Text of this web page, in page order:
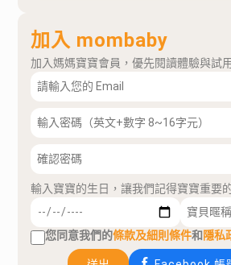
加入 mombaby
加入媽媽寶寶會員，優先閱讀體驗與試
輸入寶寶的生日，讓我們記得寶寶重要
您同意我們的條款及細則條件和隱私